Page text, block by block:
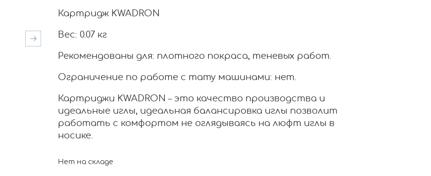
Картридж KWADRON
Вес: 0.07 кг
Рекомендованы для: плотного покраса, теневых работ.
Ограничение по работе c тату машинами: нет.
Картриджи KWADRON – это качество производства и
идеальные иглы, идеальная балансировка иглы позволит
работать с комфортом не оглядываясь на люфт иглы в
носике.
Нет на складе